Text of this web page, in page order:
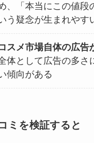
、「本当にこの値段
う疑念が生まれやす
スメ市場自体の広告
体として広告の多さ
傾向がある
ミを検証すると